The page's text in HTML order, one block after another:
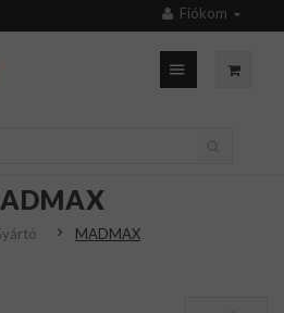
Fiókom
MADMAX